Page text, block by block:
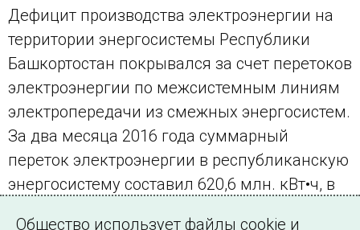
Дефицит производства электроэнергии на
территории энергосистемы Республики
Башкортостан покрывался за счет перетоков
электроэнергии по межсистемным линиям
электропередачи из смежных энергосистем.
За два месяца 2016 года суммарный
переток электроэнергии в республиканскую
энергосистему составил 620,6 млн. кВт•ч, в
Общество использует файлы cookie и